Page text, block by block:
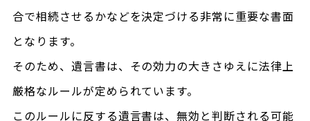
合で相続させるかなどを決定づける非常に重要な書面
となります。
そのため、遺言書は、その効力の大きさゆえに法律上
厳格なルールが定められています。
このルールに反する遺言書は、無効と判断される可能